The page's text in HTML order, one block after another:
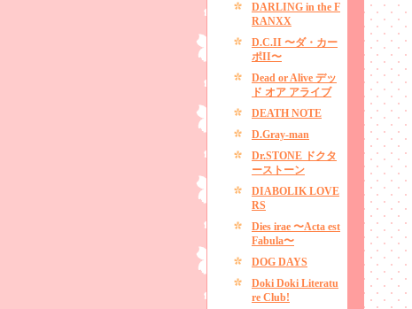
DARLING in the F
RANXX
D.C.II 〜ダ・カー
ポII〜
Dead or Alive デッ
ド オア アライブ
DEATH NOTE
D.Gray-man
Dr.STONE ドクタ
ーストーン
DIABOLIK LOVE
RS
Dies irae 〜Acta est
Fabula〜
DOG DAYS
Doki Doki Literatu
re Club!